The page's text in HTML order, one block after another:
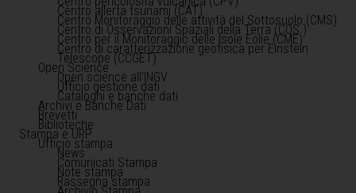
Centro allerta tsunami (CAT)
Centro Monitoraggio delle attività del Sottosuolo (CMS)
Centro di Osservazioni Spaziali della Terra (COS )
Centro per il Monitoraggio delle Isole Eolie (CME)
Centro di caratterizzazione geofisica per Einstein
Telescope (CCGET)
Open Science
Open science all'INGV
Ufficio gestione dati
Cataloghi e banche dati
Archivi e Banche Dati
Brevetti
Biblioteche
Stampa e URP
Ufficio stampa
News
Comunicati Stampa
Note stampa
Rassegna stampa